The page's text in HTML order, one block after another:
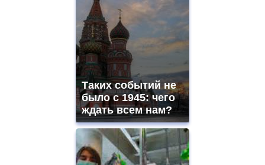
https://www.phoenix-
Таких событий не
было с 1945: чего
ждать всем нам?